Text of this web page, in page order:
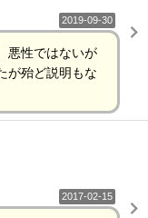
2019-09-30
悪性ではないが
が殆ど説明もな
2017-02-15